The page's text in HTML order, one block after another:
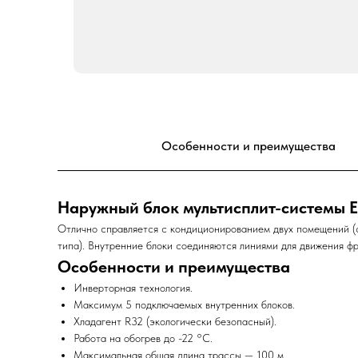
Особенности и преимущества
Наружный блок мультисплит-системы
Отлично справляется с кондиционированием двух помещений
типа). Внутренние блоки соединяются линиями для движения
Особенности и преимущества
Инверторная технология.
Максимум 5 подключаемых внутренних блоков.
Хладагент R32 (экологически безопасный).
Работа на обогрев до -22 °C.
Максимальная общая длина трассы — 100 м.